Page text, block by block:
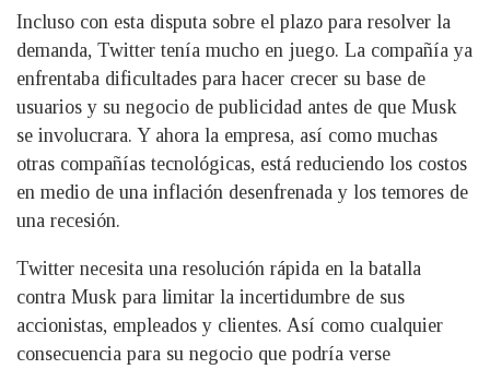
Incluso con esta disputa sobre el plazo para resolver la
demanda, Twitter tenía mucho en juego. La compañía ya
enfrentaba dificultades para hacer crecer su base de
usuarios y su negocio de publicidad antes de que Musk
se involucrara. Y ahora la empresa, así como muchas
otras compañías tecnológicas, está reduciendo los costos
en medio de una inflación desenfrenada y los temores de
una recesión.
Twitter necesita una resolución rápida en la batalla
contra Musk para limitar la incertidumbre de sus
accionistas, empleados y clientes. Así como cualquier
consecuencia para su negocio que podría verse